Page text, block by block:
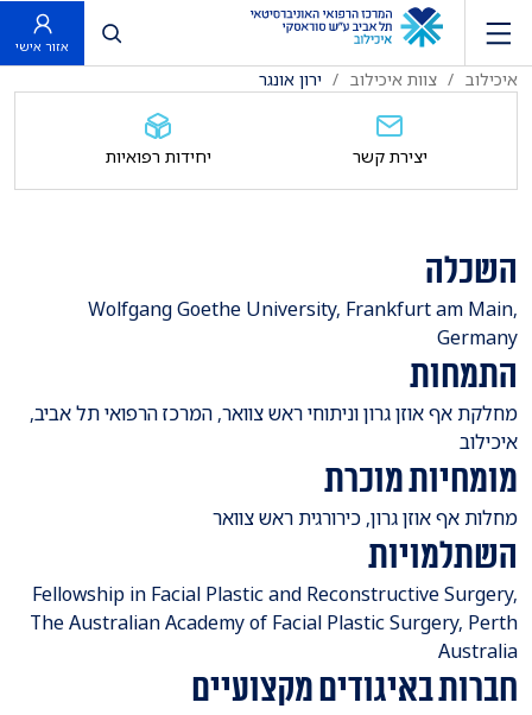
פתח חיפוש
אזור אישי
איכילוב צוות איכילוב ירון אונגר
השכלה
​Wolfgang Goethe University, Frankfurt am Main,
Germany
התמחות
​מחלקת אף אוזן גרון וניתוחי ראש צוואר, המרכז הרפואי תל אביב,
איכילוב
מומחיות מוכרת
​מחלות אף אוזן גרון, כירורגית ראש צוואר
השתלמויות
Fellowship in Facial Plastic and Reconstructive Surgery,
The Australian Academy of Facial Plastic Surgery, Perth
Australia
חברות באיגודים מקצועיים
יצירת קשר יחידות רפואיות